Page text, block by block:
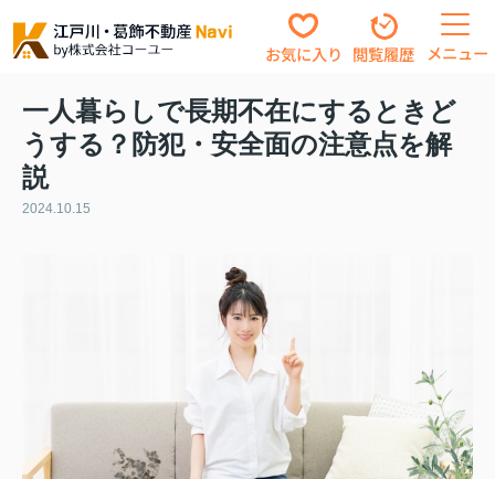
お気に入り 閲覧履歴 メニュー
一人暮らしで長期不在にするときど
うする？防犯・安全面の注意点を解
説
2024.10.15